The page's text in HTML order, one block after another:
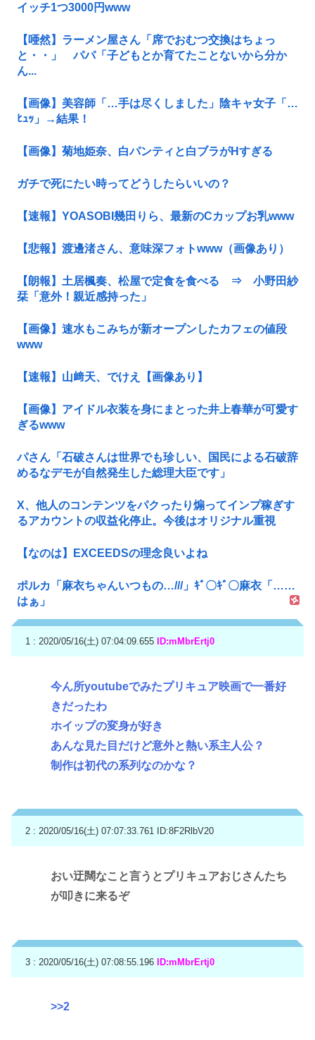
イッチ1つ3000円www
【唖然】ラーメン屋さん「席でおむつ交換はちょっ
と・・」 パパ「子どもとか育てたことないから分か
ん...
【画像】美容師「…手は尽くしました」陰キャ女子「…
ﾋｭｯ」→結果！
【画像】菊地姫奈、白パンティと白ブラがHすぎる
ガチで死にたい時ってどうしたらいいの？
【速報】YOASOBI幾田りら、最新のCカップお乳www
【悲報】渡邊渚さん、意味深フォトwww（画像あり）
【朗報】土居楓奏、松屋で定食を食べる ⇒ 小野田紗
栞「意外！親近感持った」
【画像】速水もこみちが新オープンしたカフェの値段
www
【速報】山﨑天、でけえ【画像あり】
【画像】アイドル衣装を身にまとった井上春華が可愛す
ぎるwww
パさん「石破さんは世界でも珍しい、国民による石破辞
めるなデモが自然発生した総理大臣です」
X、他人のコンテンツをパクったり煽ってインプ稼ぎす
るアカウントの収益化停止。今後はオリジナル重視
【なのは】EXCEEDSの理念良いよね
ポルカ「麻衣ちゃんいつもの…///」ｷﾞ〇ｷﾞ〇麻衣「……
はぁ」
1 : 2020/05/16(土) 07:04:09.655 ID:mMbrErtj0
今ん所youtubeでみたプリキュア映画で一番好
きだったわ
ホイップの変身が好き
あんな見た目だけど意外と熱い系主人公？
制作は初代の系列なのかな？
2 : 2020/05/16(土) 07:07:33.761 ID:8F2RlbV20
おい迂闊なこと言うとプリキュアおじさんたち
が叩きに来るぞ
3 : 2020/05/16(土) 07:08:55.196 ID:mMbrErtj0
>>2